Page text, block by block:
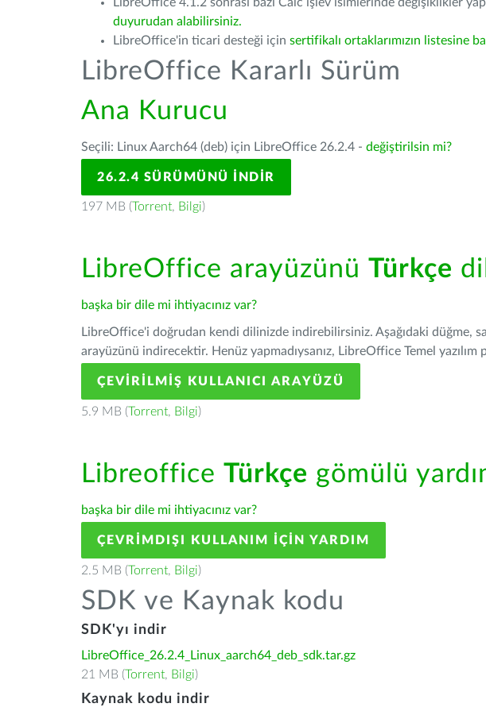
duyurudan alabilirsiniz.
LibreOffice'in ticari desteği için sertifikalı ortaklarımızın listesine
LibreOffice Kararlı Sürüm
Ana Kurucu
Seçili: Linux Aarch64 (deb) için LibreOffice 26.2.4 - değiştirilsin mi?
26.2.4 SÜRÜMÜNÜ İNDIR
197 MB (Torrent, Bilgi)
LibreOffice arayüzünü Türkçe
başka bir dile mi ihtiyacınız var?
LibreOffice'i doğrudan kendi dilinizde indirebilirsiniz. Aşağıdaki düğme,
arayüzünü indirecektir. Henüz yapmadıysanız, LibreOffice Temel
ÇEVIRILMIŞ KULLANICI ARAYÜZÜ
5.9 MB (Torrent, Bilgi)
Libreoffice Türkçe gömülü
başka bir dile mi ihtiyacınız var?
ÇEVRIMDIŞI KULLANIM IÇIN YARDIM
2.5 MB (Torrent, Bilgi)
SDK ve Kaynak kodu
SDK'yı indir
LibreOffice_26.2.4_Linux_aarch64_deb_sdk.tar.gz
21 MB (Torrent, Bilgi)
Kaynak kodu indir